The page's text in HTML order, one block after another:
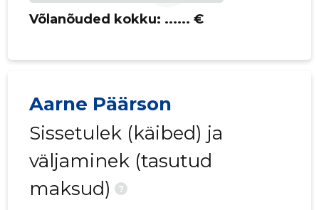
Võlanõuded kokku: ...... €
Aarne Päärson
Sissetulek (käibed) ja
väljaminek (tasutud
maksud)
?